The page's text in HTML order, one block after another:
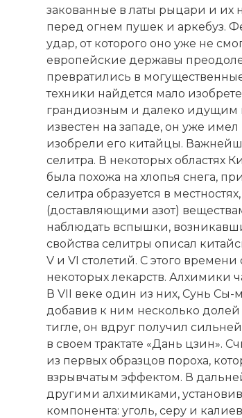
закованные в латы рыцари и их
перед огнем пушек и аркебуз.
удар, от которого оно уже не
европейские державы
превратились в
техники найдется мало
грандиозным и далеко идущим
известен на западе, он уже
изобрели его китайцы.
селитра. В некоторых областях
была похожа на хлопья снега,
селитра образуется в
(доставляющими азот)
наблюдать вспышки,
свойства селитры описал
V и VI столетий. С этого
некоторых лекарств. Алхимики
В VII веке один из них, Сунь Сы-
добавив к ним несколько долей
тигле, он вдруг получил
в своем трактате «Дань цзин».
из первых образцов пороха,
взрывчатым эффектом. В
другими алхимиками,
компонента: уголь, серу и